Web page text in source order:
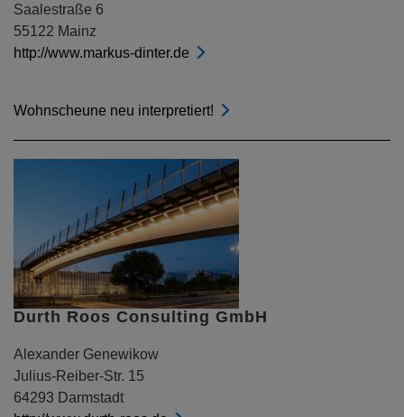
Saalestraße 6
55122 Mainz
http://www.markus-dinter.de
Wohnscheune neu interpretiert!
Durth Roos Consulting GmbH
Alexander Genewikow
Julius-Reiber-Str. 15
64293 Darmstadt